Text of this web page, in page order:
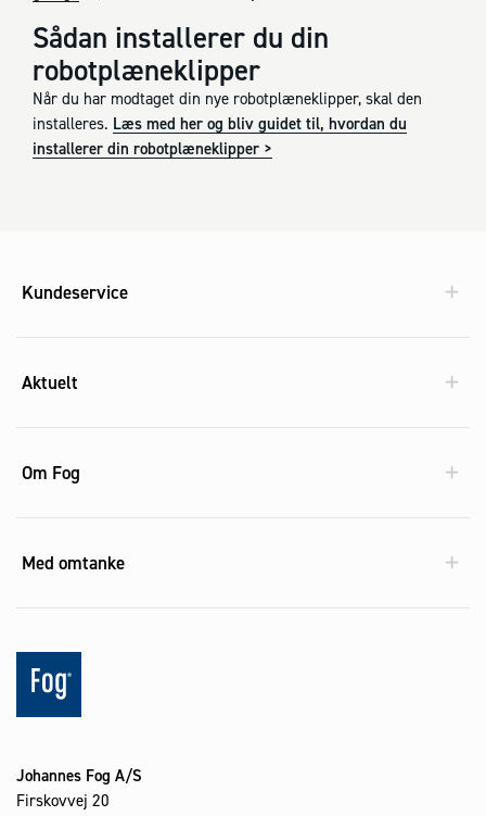
Sådan installerer du din
robotplæneklipper
Når du har modtaget din nye robotplæneklipper, skal den
installeres. Læs med her og bliv guidet til, hvordan du
installerer din robotplæneklipper >
Kundeservice
Aktuelt
Om Fog
Med omtanke
Johannes Fog A/S
Firskovvej 20